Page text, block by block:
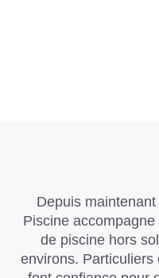
Depuis
Piscineaccompagne
de piscine hors
environs.